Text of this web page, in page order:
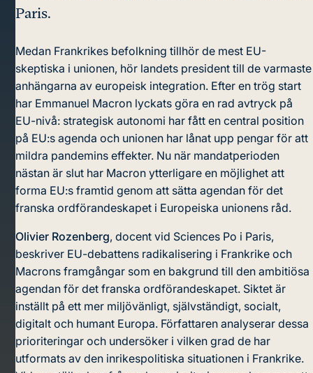
Paris.
Medan Frankrikes befolkning tillhör de mest EU-
skeptiska i unionen, hör landets president till de varmaste
anhängarna av europeisk integration. Efter en trög start
har Emmanuel Macron lyckats göra en rad avtryck på
EU-nivå: strategisk autonomi har fått en central position
på EU:s agenda och unionen har lånat upp pengar för att
mildra pandemins effekter. Nu när mandatperioden
nästan är slut har Macron ytterligare en möjlighet att
forma EU:s framtid genom att sätta agendan för det
franska ordförandeskapet i Europeiska unionens råd.
Olivier Rozenberg, docent vid Sciences Po i Paris,
beskriver EU-debattens radikalisering i Frankrike och
Macrons framgångar som en bakgrund till den ambitiösa
agendan för det franska ordförandeskapet. Siktet är
inställt på ett mer miljövänligt, självständigt, socialt,
digitalt och humant Europa. Författaren analyserar dessa
prioriteringar och undersöker i vilken grad de har
utformats av den inrikespolitiska situationen i Frankrike.